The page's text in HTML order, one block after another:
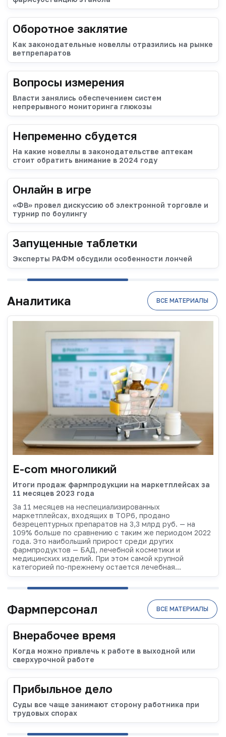
Оборотное заклятие
Как законодательные новеллы отразились на рынке
ветпрепаратов
Вопросы измерения
Власти занялись обеспечением систем
непрерывного мониторинга глюкозы
Непременно сбудется
На какие новеллы в законодательстве аптекам
стоит обратить внимание в 2024 году
Онлайн в игре
«ФВ» провел дискуссию об электронной торговле и
турнир по боулингу
Запущенные таблетки
Эксперты РАФМ обсудили особенности лончей
Аналитика ВСЕ МАТЕРИАЛЫ
E-com многоликий
Итоги продаж фармпродукции на маркетплейсах за
11 месяцев 2023 года
За 11 месяцев на неспециализированных
маркетплейсах, входящих в TOP6, продано
безрецептурных препаратов на 3,3 млрд руб. — на
109% больше по сравнению с таким же периодом 2022
года. Это наибольший прирост среди других
фармпродуктов — БАД, лечебной косметики и
медицинских изделий. При этом самой крупной
категорией по-прежнему остается лечебная...
Фармперсонал ВСЕ МАТЕРИАЛЫ
Внерабочее время
Когда можно привлечь к работе в выходной или
сверхурочной работе
Прибыльное дело
Суды все чаще занимают сторону работника при
трудовых спорах